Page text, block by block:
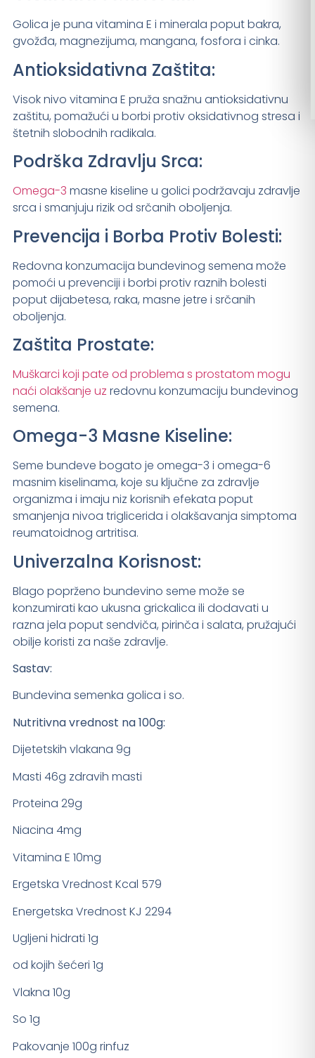
Golica je puna vitamina E i minerala poput bakra,
gvožđa, magnezijuma, mangana, fosfora i cinka.
Antioksidativna Zaštita:
Visok nivo vitamina E pruža snažnu antioksidativnu
zaštitu, pomažući u borbi protiv oksidativnog stresa i
štetnih slobodnih radikala.
Podrška Zdravlju Srca:
Omega-3 masne kiseline u golici podržavaju zdravlje
srca i smanjuju rizik od srčanih oboljenja.
Prevencija i Borba Protiv Bolesti:
Redovna konzumacija bundevinog semena može
pomoći u prevenciji i borbi protiv raznih bolesti
poput dijabetesa, raka, masne jetre i srčanih
oboljenja.
Zaštita Prostate:
Muškarci koji pate od problema s prostatom mogu
naći olakšanje uz redovnu konzumaciju bundevinog
semena.
Omega-3 Masne Kiseline:
Seme bundeve bogato je omega-3 i omega-6
masnim kiselinama, koje su ključne za zdravlje
organizma i imaju niz korisnih efekata poput
smanjenja nivoa triglicerida i olakšavanja simptoma
reumatoidnog artritisa.
Univerzalna Korisnost:
Blago poprženo bundevino seme može se
konzumirati kao ukusna grickalica ili dodavati u
razna jela poput sendviča, pirinča i salata, pružajući
obilje koristi za naše zdravlje.
Sastav:
Bundevina semenka golica i so.
Nutritivna vrednost na 100g:
Dijetetskih vlakana 9g
Masti 46g zdravih masti
Proteina 29g
Niacina 4mg
Vitamina E 10mg
Ergetska Vrednost Kcal 579
Energetska Vrednost KJ 2294
Ugljeni hidrati 1g
od kojih šećeri 1g
Vlakna 10g
So 1g
Pakovanje 100g rinfuz